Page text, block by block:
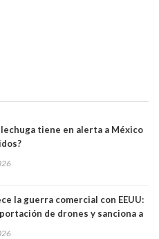
lechuga tiene en alerta a México
la guerra comercial con EEUU:
de drones y sanciona a